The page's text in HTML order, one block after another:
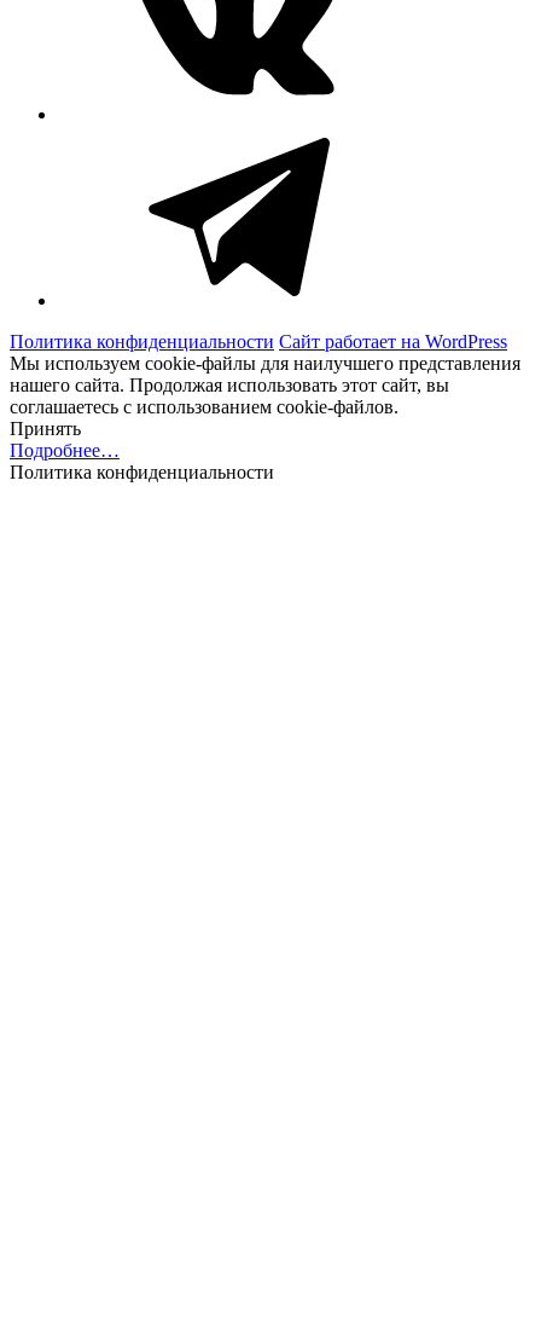
Политика конфиденциальности Сайт работает на WordPress
Мы используем cookie-файлы для наилучшего представления
нашего сайта. Продолжая использовать этот сайт, вы
соглашаетесь с использованием cookie-файлов.
Принять
Подробнее…
Политика конфиденциальности